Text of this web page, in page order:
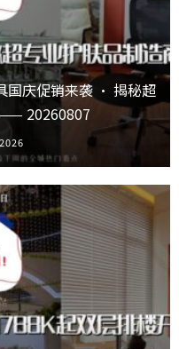
国庆促销来袭 · 揭秘超
20260807